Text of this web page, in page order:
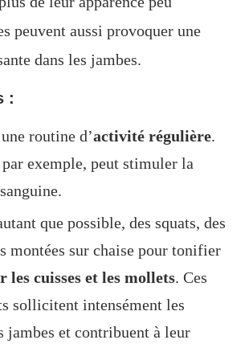
peuvent aussi provoquer une
dans les jambes.
:
routine d’activité régulière.
exemple, peut stimuler la
que possible, des squats, des
montées sur chaise pour tonifier
les cuisses et les mollets. Ces
sollicitent intensément les
jambes et contribuent à leur